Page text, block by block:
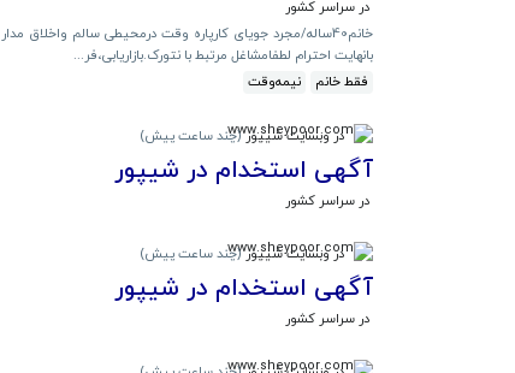
در سراسر کشور
خانم40ساله/مجرد جویای کارپاره وقت درمحیطی سالم
بانهایت احترام لطفامشاغل مرتبط با نتورک.بازاریابی،فر...
فقط خانم
نیمه‌وقت
در وبسایت شیپور(چند ساعت پیش)
آگهی استخدام در شیپور
در سراسر کشور
در وبسایت شیپور(چند ساعت پیش)
آگهی استخدام در شیپور
در سراسر کشور